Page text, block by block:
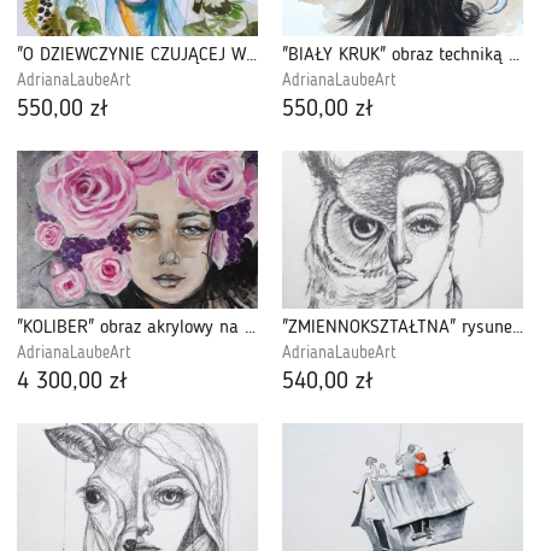
"O DZIEWCZYNIE CZUJĄCEJ WIĘCEJ" portret
AdrianaLaubeArt
550,00 zł
"BIAŁY KRUK" obraz techniką mieszaną
AdrianaLaubeArt
550,00 zł
"KOLIBER" obraz akrylowy na płótnie 130x110cm
AdrianaLaubeArt
4 300,00 zł
"ZMIENNOKSZTAŁTNA" rysunek ołówkiem, portret
AdrianaLaubeArt
540,00 zł